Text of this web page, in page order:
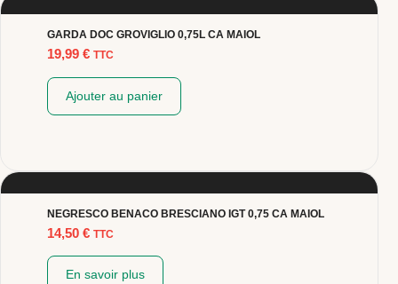
GARDA DOC GROVIGLIO 0,75L CA MAIOL
19,99 € TTC
Ajouter au panier
NEGRESCO BENACO BRESCIANO IGT 0,75 CA MAIOL
14,50 € TTC
En savoir plus